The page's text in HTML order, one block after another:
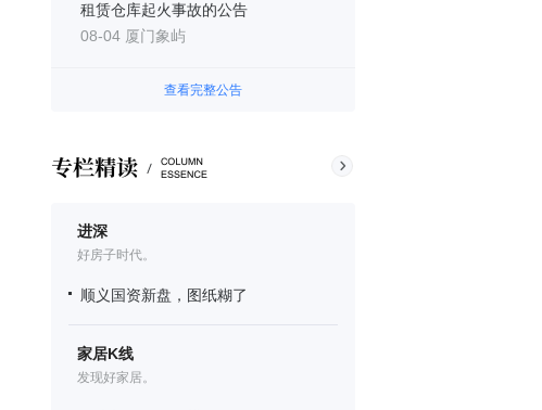
租赁仓库起火事故的公告
08-04 厦门象屿
查看完整公告
进深
好房子时代。
顺义国资新盘，图纸糊了
家居K线
发现好家居。